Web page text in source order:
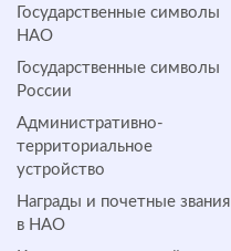
Государственные символы
НАО
Государственные символы
России
Административно-
территориальное
устройство
Награды и почетные звания
в НАО